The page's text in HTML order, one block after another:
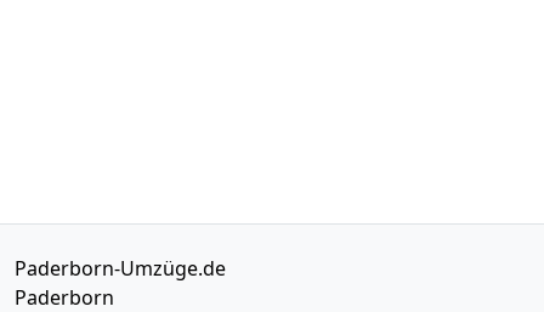
Paderborn-Umzüge.de
Paderborn